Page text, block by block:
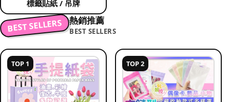
標籤貼紙 / 吊牌
BEST SELLERS 熱銷推薦
BEST SELLERS
TOP 1 TOP 2